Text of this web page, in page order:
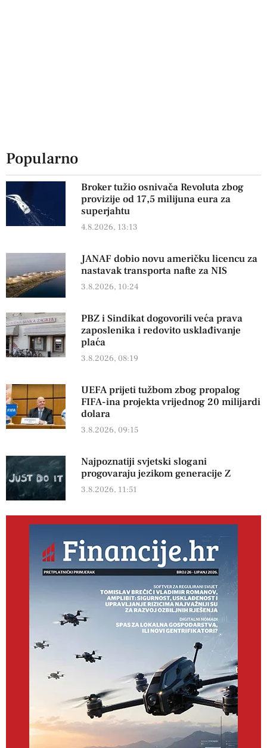
Popularno
Broker tužio osnivača Revoluta zbog
provizije od 17,5 milijuna eura za
superjahtu
4.8.2026, 13:13
JANAF dobio novu američku licencu za
nastavak transporta nafte za NIS
3.8.2026, 10:24
PBZ i Sindikat dogovorili veća prava
zaposlenika i redovito usklađivanje
plaća
3.8.2026, 08:19
UEFA prijeti tužbom zbog propalog
FIFA-ina projekta vrijednog 20 milijardi
dolara
3.8.2026, 09:15
Najpoznatiji svjetski slogani
progovaraju jezikom generacije Z
3.8.2026, 11:51